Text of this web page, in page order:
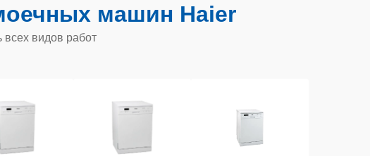
машин Haier
всех видов работ